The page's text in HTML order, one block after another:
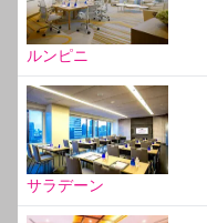
ルンピニ
サラデーン